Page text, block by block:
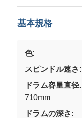
基本規格
色:
スピンドル速さ:
ドラム容量直径:
710mm
ドラムの深さ: